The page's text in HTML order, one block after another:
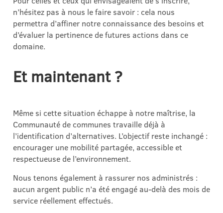
n’hésitez pas à nous le faire savoir : cela nous
permettra d’affiner notre connaissance des besoins et
d’évaluer la pertinence de futures actions dans ce
domaine.
Et maintenant ?
Même si cette situation échappe à notre maîtrise, la
Communauté de communes travaille déjà à
l’identification d’alternatives. L’objectif reste inchangé :
encourager une mobilité partagée, accessible et
respectueuse de l’environnement.
Nous tenons également à rassurer nos administrés :
aucun argent public n’a été engagé au-delà des mois de
service réellement effectués.